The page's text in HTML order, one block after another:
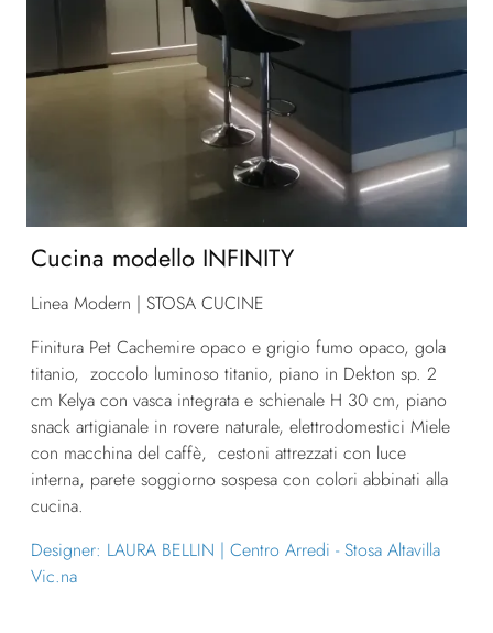
Cucina modello INFINITY
Linea Modern | STOSA CUCINE
Finitura Pet Cachemire opaco e grigio fumo opaco, gola
titanio, zoccolo luminoso titanio, piano in Dekton sp. 2
cm Kelya con vasca integrata e schienale H 30 cm, piano
snack artigianale in rovere naturale, elettrodomestici Miele
con macchina del caffè, cestoni attrezzati con luce
interna, parete soggiorno sospesa con colori abbinati alla
cucina.
Designer: LAURA BELLIN | Centro Arredi - Stosa Altavilla
Vic.na